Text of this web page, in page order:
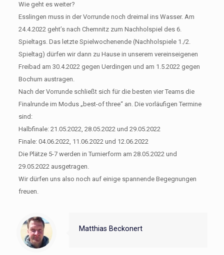
Wie geht es weiter?
Esslingen muss in der Vorrunde noch dreimal ins Wasser. Am
24.4.2022 geht’s nach Chemnitz zum Nachholspiel des 6.
Spieltags. Das letzte Spielwochenende (Nachholspiele 1./2.
Spieltag) dürfen wir dann zu Hause in unserem vereinseigenen
Freibad am 30.4.2022 gegen Uerdingen und am 1.5.2022 gegen
Bochum austragen.
Nach der Vorrunde schließt sich für die besten vier Teams die
Finalrunde im Modus „best-of three“ an. Die vorläufigen Termine
sind:
Halbfinale: 21.05.2022, 28.05.2022 und 29.05.2022
Finale: 04.06.2022, 11.06.2022 und 12.06.2022
Die Plätze 5-7 werden in Turnierform am 28.05.2022 und
29.05.2022 ausgetragen.
Wir dürfen uns also noch auf einige spannende Begegnungen
freuen.
Matthias Beckonert